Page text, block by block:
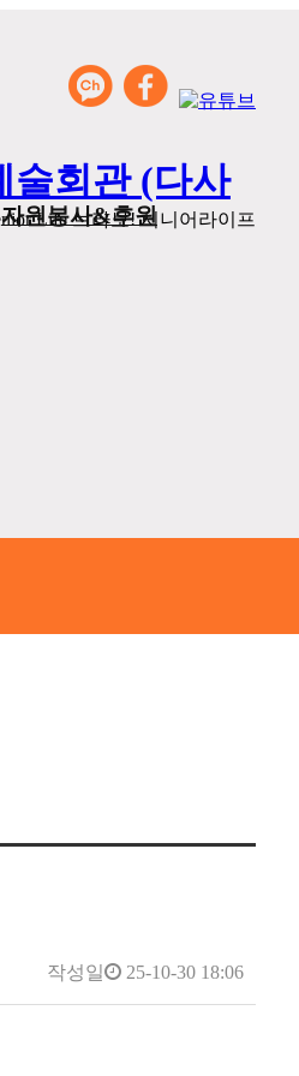
자원봉사&후원
작성일 25-10-30 18:06